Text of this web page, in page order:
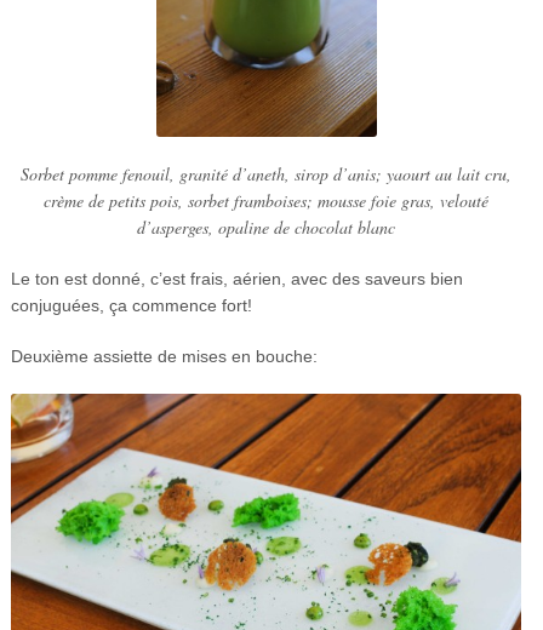
Sorbet pomme fenouil, granité d’aneth, sirop d’anis; yaourt au lait cru,
crème de petits pois, sorbet framboises; mousse foie gras, velouté
d’asperges, opaline de chocolat blanc
Le ton est donné, c’est frais, aérien, avec des saveurs bien
conjuguées, ça commence fort!
Deuxième assiette de mises en bouche: